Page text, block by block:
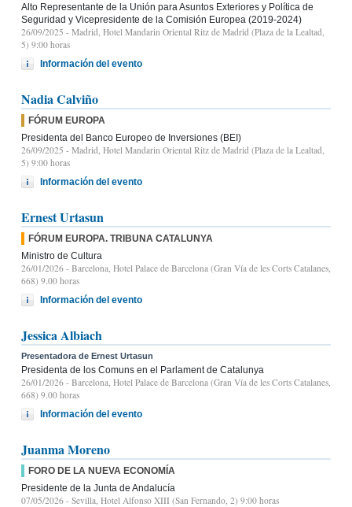
Alto Representante de la Unión para Asuntos Exteriores y Política de
Seguridad y Vicepresidente de la Comisión Europea (2019-2024)
26/09/2025 - Madrid, Hotel Mandarin Oriental Ritz de Madrid (Plaza de la Lealtad,
5) 9:00 horas
Información del evento
Nadia Calviño
FÓRUM EUROPA
Presidenta del Banco Europeo de Inversiones (BEI)
26/09/2025 - Madrid, Hotel Mandarin Oriental Ritz de Madrid (Plaza de la Lealtad,
5) 9:00 horas
Información del evento
Ernest Urtasun
FÓRUM EUROPA. TRIBUNA CATALUNYA
Ministro de Cultura
26/01/2026 - Barcelona, Hotel Palace de Barcelona (Gran Vía de les Corts Catalanes,
668) 9.00 horas
Información del evento
Jessica Albiach
Presentadora de Ernest Urtasun
Presidenta de los Comuns en el Parlament de Catalunya
26/01/2026 - Barcelona, Hotel Palace de Barcelona (Gran Vía de les Corts Catalanes,
668) 9.00 horas
Información del evento
Juanma Moreno
FORO DE LA NUEVA ECONOMÍA
Presidente de la Junta de Andalucía
07/05/2026 - Sevilla, Hotel Alfonso XIII (San Fernando, 2) 9:00 horas